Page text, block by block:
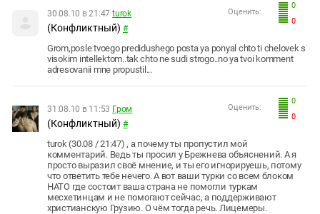
0
0
Оценить:
30.08.10 в 21:47 turok
(Конфликтный) #
Grom,posle tvoego predidushego posta ya ponyal chto ti chelovek s
visokim intellektom..tak chto ne sudi strogo..no ya tvoi komment
adresovanii mne propustil...
0
0
Оценить:
31.08.10 в 11:53 Гром
(Конфликтный) #
turok (30.08 / 21:47) , а почему ты пропустил мой
комментарий. Ведь ты просил у Брежнева объяснений. А я
просто выразил своё мнение, и ты его игнорируешь, потому
что ответить тебе нечего. А вот ваши турки со всем блоком
НАТО где состоит ваша страна не помогли туркам
месхетинцам и не помогают сейчас, а поддерживают
христианскую Грузию. О чём тогда речь. Лицемеры.